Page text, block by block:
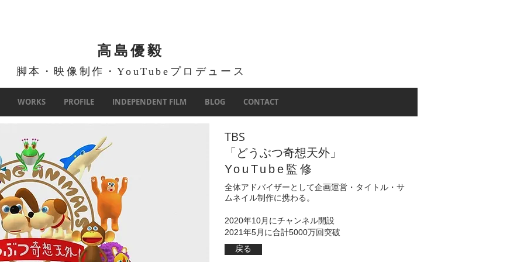
​高島優毅
脚本・映像制作・YouTubeプロデュース
WORKS PROFILE INDEPENDENT FILM BLOG CONTACT
TBS
「どうぶつ奇想天外 」
YouTube監修
全体アドバイザーとして企画運営・タイトル・サ
ムネイル制作に携わる。
​2020年10月にチャンネル開設
​2021年5月に合計5000万回突破
戻る